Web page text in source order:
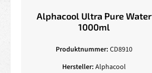
Alphacool Ultra Pure Water
1000ml
Produktnummer: CD8910
Hersteller: Alphacool